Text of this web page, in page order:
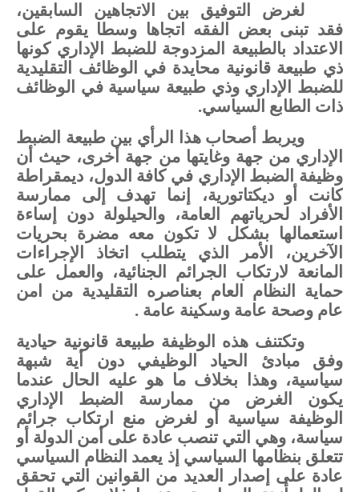
لغرض
التوفيق بين الاتجاهين
السابقين،
فقد تبنى بعض الفقه اتجاها وسطا يقوم على
الاعتداد بالطبيعة المزدوجة للضبط الإداري كونها
ذي طبيعة قانونية محايدة في الوظائف
التقليدية
للضبط
الإداري وذي طبيعة سياسية في الوظائف
ذات الطابع السياسي.
ويربط أصحاب هذا الرأي بين طبيعة الضبط
الإداري من جهة وغايتها من جهة أخرى، حيث أن
وظيفة الضبط الإداري في كافة الدول، ديمقراطة
كانت
أو ديكتاتورية، إنما تهدف إلى
ممارسة
الأفراد لحرياتهم العامة، والحيلولة دون
إساءة
استعمالها
بشكل لا تكون معه مضرة بحريات
الآخرين،
الأمر الذي يتطلب اتخاذ
الإجراءات
المانعة لارتكاب الجرائم الجنائية، والعمل على
حماية
النظام العام بعناصره التقليدية من
امن
عام وصحة عامة وسكينة عامة .
وتكتنف هذه الوظيفة طبيعة قانونية حيادية
وفق
مبادئ الحياد الوظيفي دون أية
شبهة
سياسية، وهذا بخلاف ما هو عليه الحال عندما
يكون
الغرض من ممارسة الضبط
الإداري
الوظيفة سياسية أو لغرض منع ارتكاب جرائم
سياسة، وهي التي تنصب عادة على أمن الدولة أو
تتعلق بنظامها السياسي إذ يعمد النظام السياسي
عادة على إصدار العديد من القوانين التي تحقق